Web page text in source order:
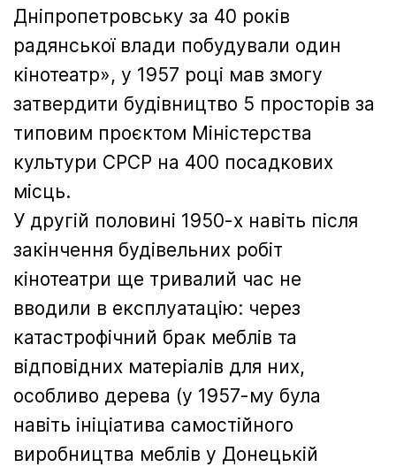
Дніпропетровську за 40 років
радянської влади побудували один
кінотеатр», у 1957 році мав змогу
затвердити будівництво 5 просторів за
типовим проєктом Міністерства
культури СРСР на 400 посадкових
місць.
У другій половині 1950-х навіть після
закінчення будівельних робіт
кінотеатри ще тривалий час не
вводили в експлуатацію: через
катастрофічний брак меблів та
відповідних матеріалів для них,
особливо дерева (у 1957-му була
навіть ініціатива самостійного
виробництва меблів у Донецькій